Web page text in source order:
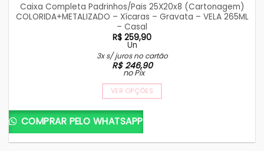
Caixa Completa Padrinhos/Pais 25X20x8 (Cartonagem)
COLORIDA+METALIZADO – Xícaras – Gravata – VELA 265ML
– Casal
R$ 259,90
Un
3x s/ juros no cartão
R$246,90
no Pix
VER OPÇÕES
COMPRAR PELO WHATSAPP